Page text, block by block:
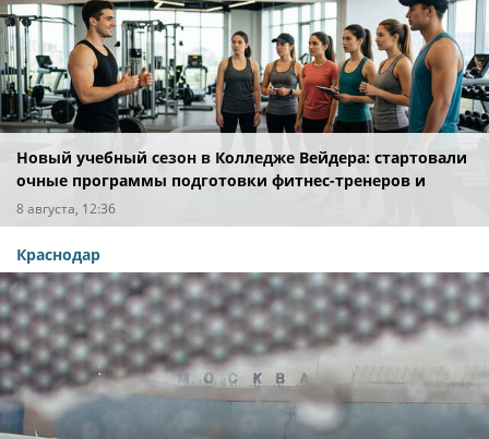
Новый учебный сезон в Колледже Вейдера: стартовали
очные программы подготовки фитнес-тренеров и
специалистов индустрии здоровья
8 августа, 12:36
Краснодар